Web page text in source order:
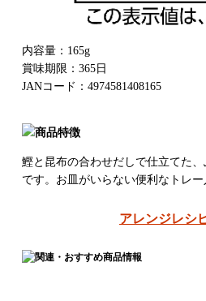
内容量：165g
賞味期限：365日
JANコード：4974581408165
鰹と昆布の合わせだしで仕立てた
です。お皿がいらない便利なトレー
アレンジレシ